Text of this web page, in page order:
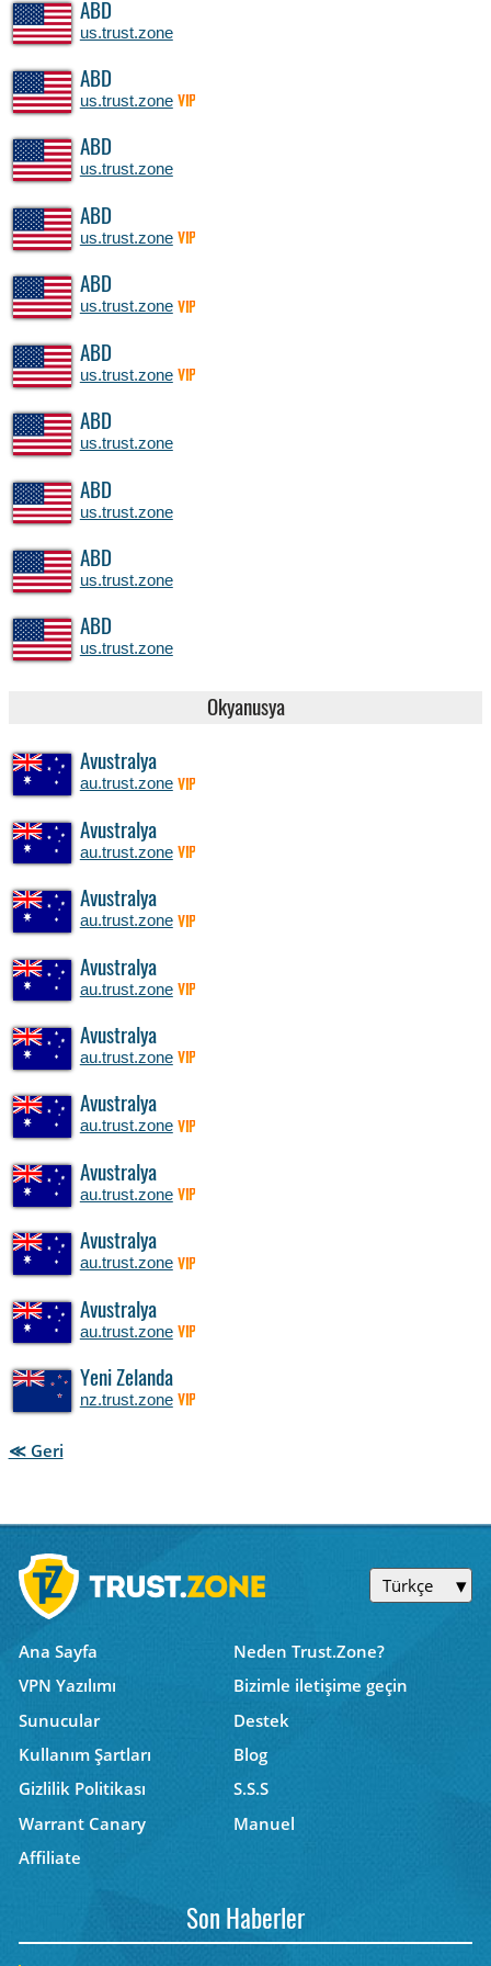
ABD
us.trust.zone
ABD
us.trust.zone VIP
ABD
us.trust.zone
ABD
us.trust.zone VIP
ABD
us.trust.zone VIP
ABD
us.trust.zone VIP
ABD
us.trust.zone
ABD
us.trust.zone
ABD
us.trust.zone
ABD
us.trust.zone
Okyanusya
Avustralya
au.trust.zone VIP
Avustralya
au.trust.zone VIP
Avustralya
au.trust.zone VIP
Avustralya
au.trust.zone VIP
Avustralya
au.trust.zone VIP
Avustralya
au.trust.zone VIP
Avustralya
au.trust.zone VIP
Avustralya
au.trust.zone VIP
Avustralya
au.trust.zone VIP
Yeni Zelanda
nz.trust.zone VIP
≪ Geri
Türkçe
Ana Sayfa
Neden Trust.Zone?
VPN Yazılımı
Bizimle iletişime geçin
Sunucular
Destek
Kullanım Şartları
Blog
Gizlilik Politikası
S.S.S
Warrant Canary
Manuel
Affiliate
Son Haberler